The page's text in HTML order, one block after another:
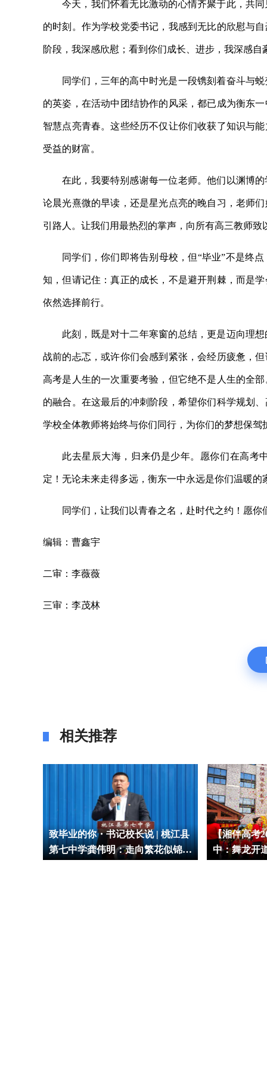
今天，我们怀着无比激动的心情齐聚于此，共
的时刻。作为学校党委书记，我感到无比的欣慰与
阶段，我深感欣慰；看到你们成长、进步，我深感自
同学们，三年的高中时光是一段镌刻着奋斗与
的英姿，在活动中团结协作的风采，都已成为衡东
智慧点亮青春。这些经历不仅让你们收获了知识与
受益的财富。
在此，我要特别感谢每一位老师。他们以渊博
论晨光熹微的早读，还是星光点亮的晚自习，老师
引路人。让我们用最热烈的掌声，向所有高三教师致
同学们，你们即将告别母校，但“毕业”不是终
知，但请记住：真正的成长，不是避开荆棘，而是
依然选择前行。
此刻，既是对十二年寒窗的总结，更是迈向理
战前的忐忑，或许你们会感到紧张，会经历疲惫，
高考是人生的一次重要考验，但它绝不是人生的全
的融合。在这最后的冲刺阶段，希望你们科学规划
学校全体教师将始终与你们同行，为你们的梦想保驾
此去星辰大海，归来仍是少年。愿你们在高考
定！无论未来走得多远，衡东一中永远是你们温暖的
同学们，让我们以青春之名，赴时代之约！愿
编辑：曹鑫宇
二审：李薇薇
三审：李茂林
相关推荐
致毕业的你・书记校长说 | 桃江县
第七中学龚伟明：走向繁花似锦的
【湘伴高考
中：舞龙开